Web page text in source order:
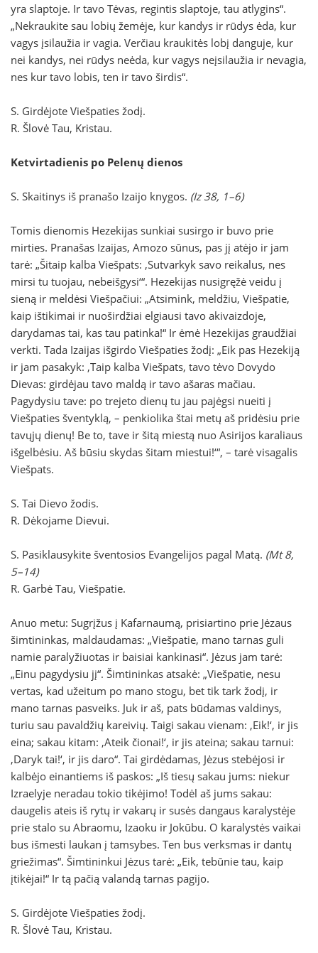
yra slaptoje. Ir tavo Tėvas, regintis slaptoje, tau atlygins“.
„Nekraukite sau lobių žemėje, kur kandys ir rūdys ėda, kur
vagys įsilaužia ir vagia. Verčiau kraukitės lobį danguje, kur
nei kandys, nei rūdys neėda, kur vagys neįsilaužia ir nevagia,
nes kur tavo lobis, ten ir tavo širdis“.
S. Girdėjote Viešpaties žodį.
R. Šlovė Tau, Kristau.
Ketvirtadienis po Pelenų dienos
S. Skaitinys iš pranašo Izaijo knygos. (Iz 38, 1–6)
Tomis dienomis Hezekijas sunkiai susirgo ir buvo prie
mirties. Pranašas Izaijas, Amozo sūnus, pas jį atėjo ir jam
tarė: „Šitaip kalba Viešpats: ‚Sutvarkyk savo reikalus, nes
mirsi tu tuojau, nebeišgysi‘“. Hezekijas nusigręžė veidu į
sieną ir meldėsi Viešpačiui: „Atsimink, meldžiu, Viešpatie,
kaip ištikimai ir nuoširdžiai elgiausi tavo akivaizdoje,
darydamas tai, kas tau patinka!“ Ir ėmė Hezekijas graudžiai
verkti. Tada Izaijas išgirdo Viešpaties žodį: „Eik pas Hezekiją
ir jam pasakyk: ‚Taip kalba Viešpats, tavo tėvo Dovydo
Dievas: girdėjau tavo maldą ir tavo ašaras mačiau.
Pagydysiu tave: po trejeto dienų tu jau pajėgsi nueiti į
Viešpaties šventyklą, – penkiolika štai metų aš pridėsiu prie
tavųjų dienų! Be to, tave ir šitą miestą nuo Asirijos karaliaus
išgelbėsiu. Aš būsiu skydas šitam miestui!‘“, – tarė visagalis
Viešpats.
S. Tai Dievo žodis.
R. Dėkojame Dievui.
S. Pasiklausykite šventosios Evangelijos pagal Matą. (Mt 8,
5–14)
R. Garbė Tau, Viešpatie.
Anuo metu: Sugrįžus į Kafarnaumą, prisiartino prie Jėzaus
šimtininkas, maldaudamas: „Viešpatie, mano tarnas guli
namie paralyžiuotas ir baisiai kankinasi“. Jėzus jam tarė:
„Einu pagydysiu jį“. Šimtininkas atsakė: „Viešpatie, nesu
vertas, kad užeitum po mano stogu, bet tik tark žodį, ir
mano tarnas pasveiks. Juk ir aš, pats būdamas valdinys,
turiu sau pavaldžių kareivių. Taigi sakau vienam: ‚Eik!‘, ir jis
eina; sakau kitam: ‚Ateik čionai!‘, ir jis ateina; sakau tarnui:
‚Daryk tai!‘, ir jis daro“. Tai girdėdamas, Jėzus stebėjosi ir
kalbėjo einantiems iš paskos: „Iš tiesų sakau jums: niekur
Izraelyje neradau tokio tikėjimo! Todėl aš jums sakau:
daugelis ateis iš rytų ir vakarų ir susės dangaus karalystėje
prie stalo su Abraomu, Izaoku ir Jokūbu. O karalystės vaikai
bus išmesti laukan į tamsybes. Ten bus verksmas ir dantų
griežimas“. Šimtininkui Jėzus tarė: „Eik, tebūnie tau, kaip
įtikėjai!“ Ir tą pačią valandą tarnas pagijo.
S. Girdėjote Viešpaties žodį.
R. Šlovė Tau, Kristau.